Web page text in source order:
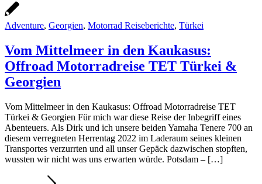
Adventure, Georgien, Motorrad Reiseberichte, Türkei
Vom Mittelmeer in den Kaukasus:
Offroad Motorradreise TET Türkei &
Georgien
Vom Mittelmeer in den Kaukasus: Offroad Motorradreise TET
Türkei & Georgien Für mich war diese Reise der Inbegriff eines
Abenteuers. Als Dirk und ich unsere beiden Yamaha Tenere 700 an
diesem verregneten Herrentag 2022 im Laderaum seines kleinen
Transportes verzurrten und all unser Gepäck dazwischen stopften,
wussten wir nicht was uns erwarten würde. Potsdam – […]